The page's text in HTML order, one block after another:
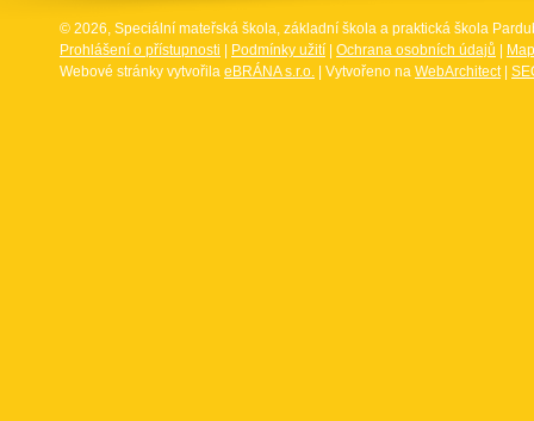
© 2026, Speciální mateřská škola, základní škola a praktická škola
Prohlášení o přístupnosti
Podmínky užití Ochrana osobních údajů
Webové stránky vytvořila eBRÁNA s.r.o. | Vytvořeno na WebArchitect|